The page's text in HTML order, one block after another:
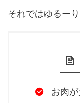
それではゆるー
お肉が